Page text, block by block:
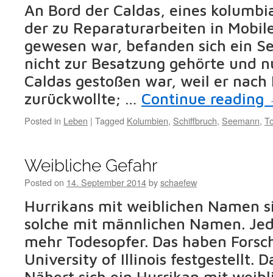
An Bord der Caldas, eines
der zu Reparaturarbeiten in
gewesen war, befanden sich ein
nicht zur Besatzung gehörte und
Caldas gestoßen war, weil er
zurückwollte; … Continue reading
Posted in Leben | Tagged Kolumbien, Schiffbruch, Seemann,
Weibliche Gefahr
Posted on 14. September 2014byschaefew
Hurrikans mit weiblichen Namen
solche mit männlichen Namen.
mehr Todesopfer. Das haben
University of Illinois festgestellt.